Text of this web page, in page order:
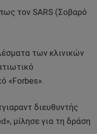
τον SARS (Σοβαρό
των κλινικών
«Forbes».
διευθυντής
μίλησε για τη δράση